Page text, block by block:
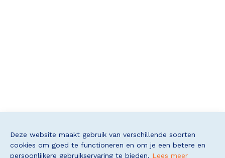
Deze website maakt gebruik van verschillende soorten
cookies om goed te functioneren en om je een betere en
persoonlijkere gebruikservaring te bieden. Lees meer